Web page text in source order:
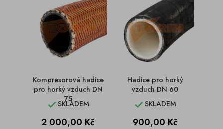
Kompresorová hadice
pro horký vzduch DN
75
SKLADEM
Cena
2 000,00 Kč
Hadice pro horký
vzduch DN 60
SKLADEM
Cena
900,00 Kč